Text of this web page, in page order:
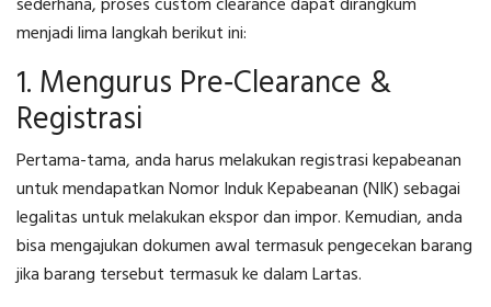
menjadi lima langkah berikut ini:
1. Mengurus Pre‑Clearance &
Registrasi
Pertama-tama, anda harus melakukan registrasi kepabeanan
untuk mendapatkan Nomor Induk Kepabeanan (NIK) sebagai
legalitas untuk melakukan ekspor dan impor. Kemudian, anda
bisa mengajukan dokumen awal termasuk pengecekan barang
jika barang tersebut termasuk ke dalam Lartas.